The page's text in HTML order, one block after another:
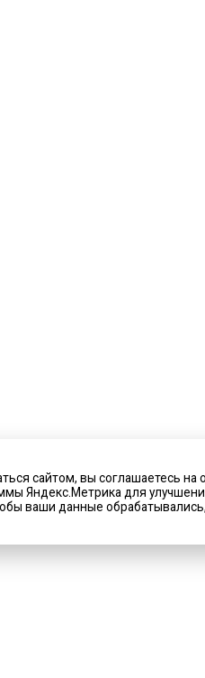
сайтом, вы соглашаетесь
Яндекс.Метрика для
ваши данные